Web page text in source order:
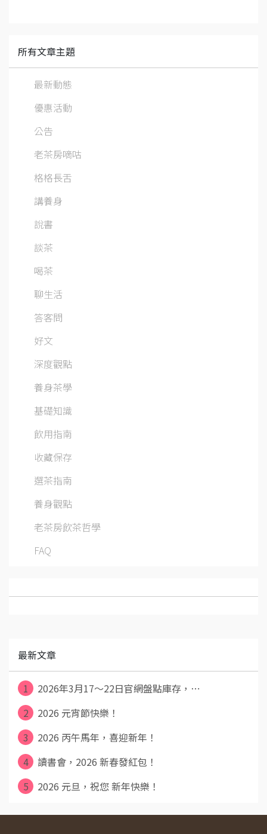
所有文章主題
最新動態
優惠活動
公告
老茶房嘀咕
格格長舌
講養身
說書
談茶
喝茶
聊生活
答客問
好文
深度觀點
養身茶學
基礎知識
飲用指南
收藏保存
選茶指南
養身觀點
老茶房飲茶哲學
FAQ
最新文章
1
2026年3月17～22日官網盤點庫存，⋯
2
2026 元宵節快樂！
3
2026 丙午馬年，喜迎新年！
4
讀書會，2026 新春發紅包！
5
2026 元旦，祝您 新年快樂！